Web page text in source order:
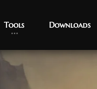
Tools Downloads